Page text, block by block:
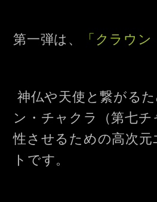
第一弾は、 「クラウン
神仏や天使と繋がる
ン・チャクラ（第七
性させるための高次
トです。